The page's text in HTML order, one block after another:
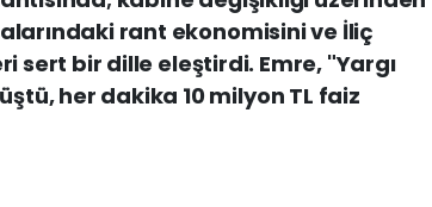
rant ekonomisini ve İliç
sert bir dille eleştirdi. Emre, "Yargı
her dakika 10 milyon TL faiz